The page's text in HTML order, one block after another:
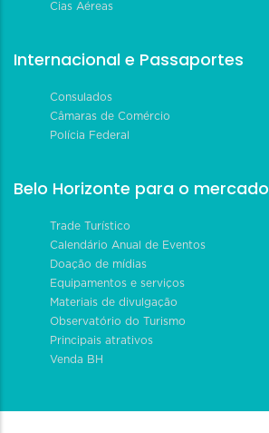
Cias Aéreas
Internacional e Passaportes
Consulados
Câmaras de Comércio
Polícia Federal
Belo Horizonte para o mercado
Trade Turístico
Calendário Anual de Eventos
Doação de mídias
Equipamentos e serviços
Materiais de divulgação
Observatório do Turismo
Principais atrativos
Venda BH